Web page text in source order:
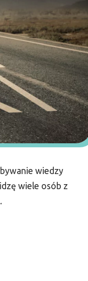
wiedzy
wiele osób z